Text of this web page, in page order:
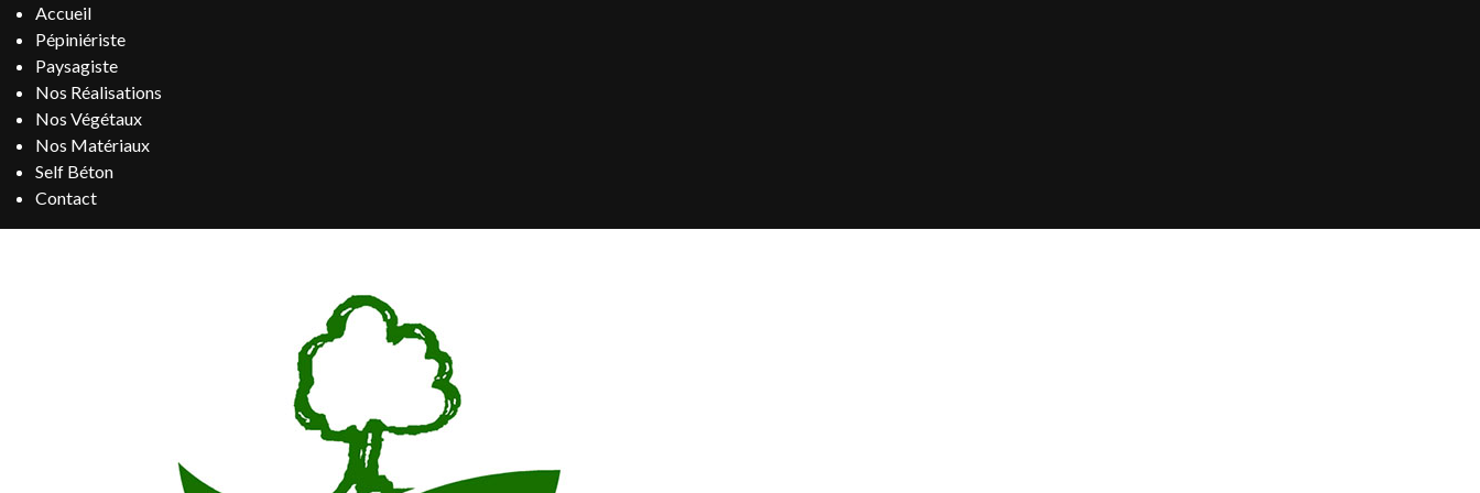
Accueil
Pépiniériste
Paysagiste
Nos Réalisations
Nos Végétaux
Nos Matériaux
Self Béton
Contact